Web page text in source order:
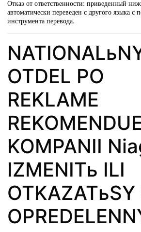
Отказ от ответственности: приведенный
автоматически переведен с другого языка
инструмента перевода.
OTDEL PO
REKLAME
KOMPANII
IZMENITь ILI
OTKAZATьSY